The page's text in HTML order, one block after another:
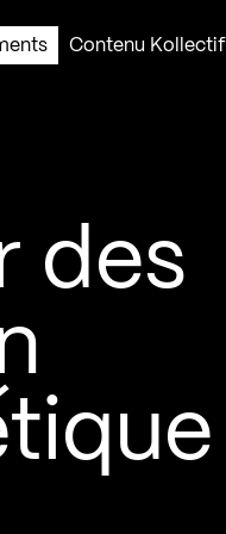
Contenu Kollectif
des